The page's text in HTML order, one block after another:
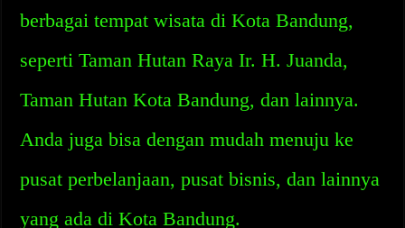
berbagai tempat wisata di Kota Bandung,
seperti Taman Hutan Raya Ir. H. Juanda,
Taman Hutan Kota Bandung, dan lainnya.
Anda juga bisa dengan mudah menuju ke
pusat perbelanjaan, pusat bisnis, dan lainnya
yang ada di Kota Bandung.